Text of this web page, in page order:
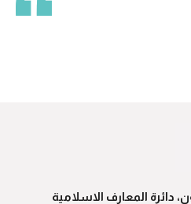
دائرة المعارف الاسلامية